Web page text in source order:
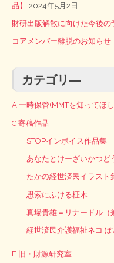
品】
2024年5月2日
財研出版解散に向けた今後の
コアメンバー離脱のお知らせ
カテゴリ―
A 一時保管(MMTを知ってほし
C 寄稿作品
STOPインボイス作品集
あなたとけーざいかつど
たかの経世済民イラスト
思索にふける柾木
真場貴雄＝リナードル（
経世済民介護福祉ネコ ぽ
E 旧・財源研究室